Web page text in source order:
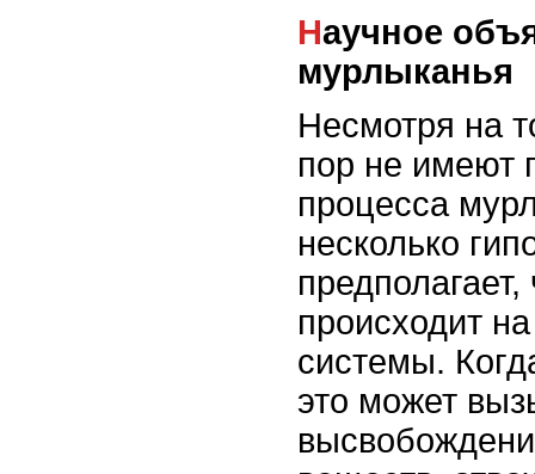
Научное объяснение
мурлыканья
Несмотря на
пор не имеют
процесса
несколько
происходит
системы.
это может